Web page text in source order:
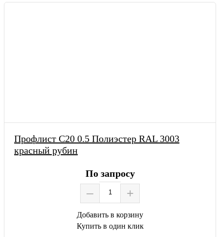
Профлист С20 0.5 Полиэстер RAL 3003
красный рубин
По запросу
– +
Добавить в корзину
Купить в один клик